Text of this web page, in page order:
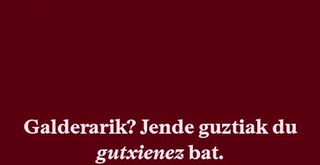
Galderarik? Jende guztiak du
gutxienezbat.